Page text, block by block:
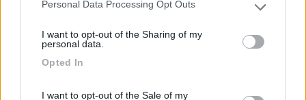
Please note that this website/app uses one or more Google
not limited to your visit or usage behaviour. You may click to
grant or deny consent to Google and its third-party tags to
use your data for below specified purposes in below Google
Personal Data Processing Opt Outs
I want to opt-out of the Sharing of my
personal data.
Opted In
I want to opt-out of the Sale of my
Rhye 11/11/2016 16:14
tranquillo, presenza di campi sportivi nelle